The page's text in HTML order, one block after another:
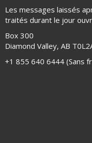
Les messages laissés
traités durant le jour
Box 300
Diamond Valley, AB
+1 855 640 6444 (Sans